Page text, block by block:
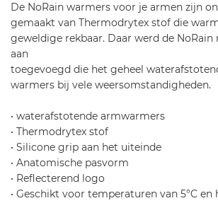
n
or
ai
ar
m
w
m
6
De NoRain warmers voor je armen zijn
gemaakt van Thermodrytex stof die
geweldige rekbaar. Daar werd de
aan
toegevoegd die het geheel
warmers bij vele weersomstandigheden.
• waterafstotende armwarmers
• Thermodrytex stof
• Silicone grip aan het uiteinde
• Anatomische pasvorm
• Reflecterend logo
• Geschikt voor temperaturen van 5°C en